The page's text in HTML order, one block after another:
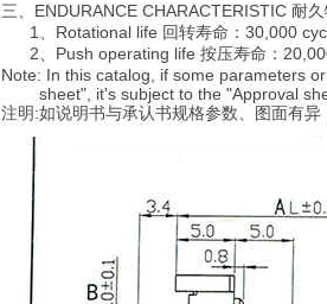
三、ENDURANCE CHARACTERISTIC 耐
1、Rotational life 回转寿命：30,000
2、Push operating life 按压寿命：
Note: In this catalog, if some parameters
sheet", it's subject to the "Approval
注明:如说明书与承认书规格参数、图面有异